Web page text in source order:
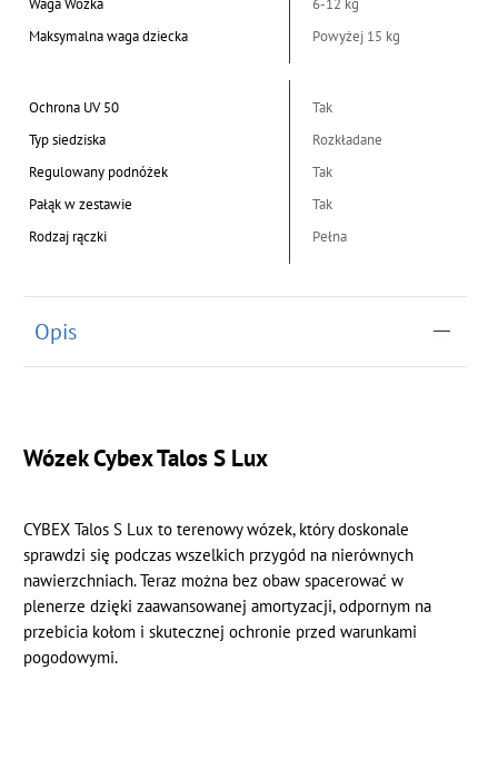
Waga Wózka
6-12 kg
Maksymalna waga dziecka
Powyżej 15 kg
Ochrona UV 50
Tak
Typ siedziska
Rozkładane
Regulowany podnóżek
Tak
Pałąk w zestawie
Tak
Rodzaj rączki
Pełna
Opis
Wózek Cybex Talos S Lux
CYBEX Talos S Lux to terenowy wózek, który doskonale
sprawdzi się podczas wszelkich przygód na nierównych
nawierzchniach. Teraz można bez obaw spacerować w
plenerze dzięki zaawansowanej amortyzacji, odpornym na
przebicia kołom i skutecznej ochronie przed warunkami
pogodowymi.